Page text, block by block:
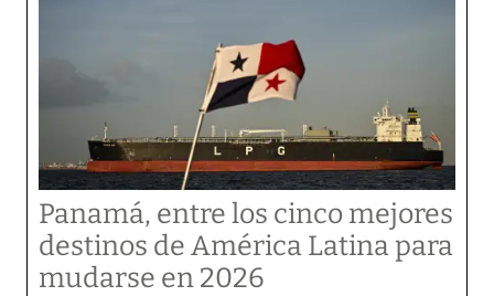
Panamá, entre los cinco mejores
destinos de América Latina para
mudarse en 2026